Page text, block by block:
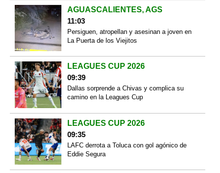
AGUASCALIENTES, AGS
11:03
Persiguen, atropellan y asesinan a joven en
La Puerta de los Viejitos
LEAGUES CUP 2026
09:39
Dallas sorprende a Chivas y complica su
camino en la Leagues Cup
LEAGUES CUP 2026
09:35
LAFC derrota a Toluca con gol agónico de
Eddie Segura